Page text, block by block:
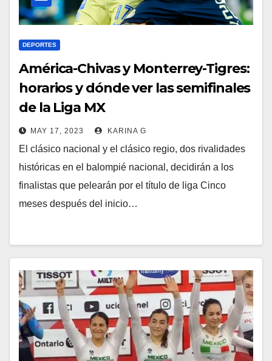
DEPORTES
América-Chivas y Monterrey-Tigres:
horarios y dónde ver las semifinales
de la Liga MX
MAY 17, 2023 KARINA G
El clásico nacional y el clásico regio, dos rivalidades
históricas en el balompié nacional, decidirán a los
finalistas que pelearán por el título de liga Cinco
meses después del inicio…